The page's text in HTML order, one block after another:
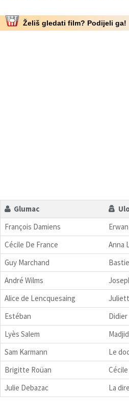
Želiš gledati film? Podijeli ga!
Glumac
François Damiens
Cécile De France
Anna
Guy Marchand
André Wilms
Alice de Lencquesaing
Estéban
Didier
Lyès Salem
Madjid
Sam Karmann
Le
Brigitte Roüan
Julie Debazac
La